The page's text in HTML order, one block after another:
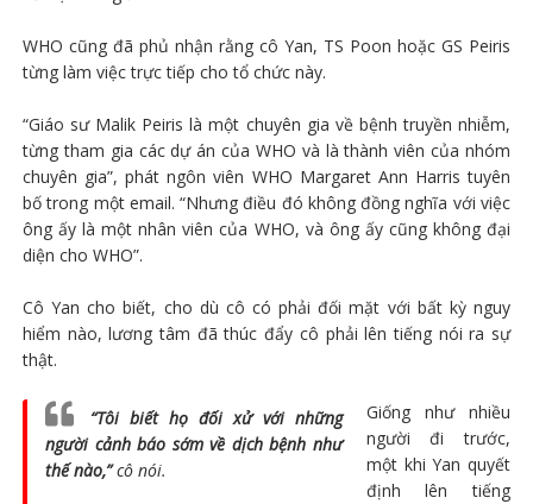
WHO cũng đã phủ nhận rằng cô Yan, TS Poon hoặc GS Peiris
từng làm việc trực tiếp cho tổ chức này.
“Giáo sư Malik Peiris là một chuyên gia về bệnh truyền nhiễm,
từng tham gia các dự án của WHO và là thành viên của nhóm
chuyên gia”, phát ngôn viên WHO Margaret Ann Harris tuyên
bố trong một email. “Nhưng điều đó không đồng nghĩa với việc
ông ấy là một nhân viên của WHO, và ông ấy cũng không đại
diện cho WHO”.
Cô Yan cho biết, cho dù cô có phải đối mặt với bất kỳ nguy
hiểm nào, lương tâm đã thúc đẩy cô phải lên tiếng nói ra sự
thật.
“Tôi biết họ đối xử với những
người cảnh báo sớm về dịch bệnh như
thế nào,”cô nói.
Giống như nhiều
người đi trước,
một khi Yan quyết
định lên tiếng